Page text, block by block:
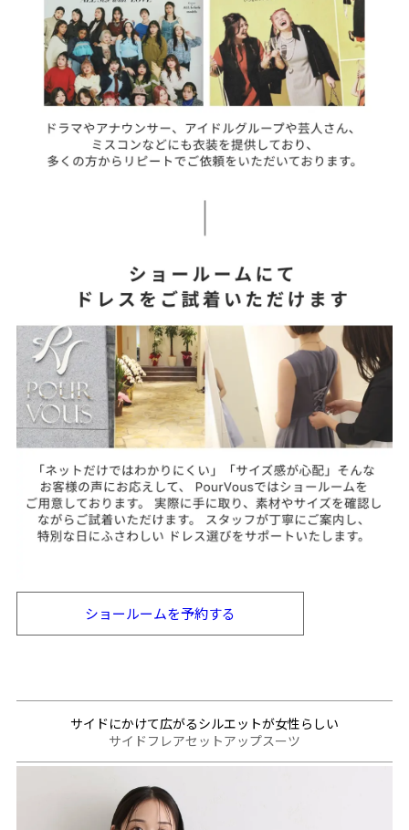
ショールームを予約する
サイドにかけて広がるシルエットが女性らしい
サイドフレアセットアップスーツ